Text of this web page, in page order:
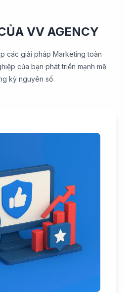
VV AGENCY
các giải pháp Marketing toàn
của bạn phát triển mạnh mẽ
kỷ nguyên số